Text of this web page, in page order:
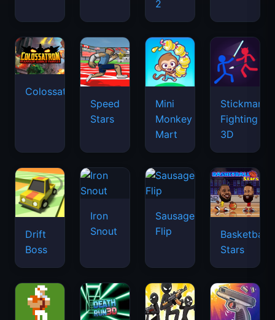
2
Colossatron
Speed
Stars
Mini
Monkey
Mart
Stickman
Fighting
3D
Drift
Boss
Iron
Snout
Sausage
Flip
Basketball
Stars